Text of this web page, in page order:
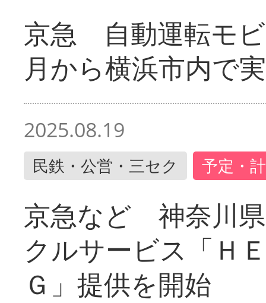
京急 自動運転モ
月から横浜市内で
2025.08.19
民鉄・公営・三セク 予定・
京急など 神奈川
クルサービス「Ｈ
Ｇ」提供を開始